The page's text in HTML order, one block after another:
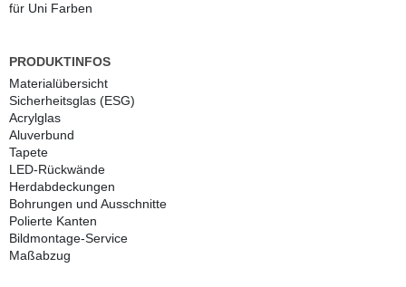
für Uni Farben
PRODUKTINFOS
Materialübersicht
Sicherheitsglas (ESG)
Acrylglas
Aluverbund
Tapete
LED-Rückwände
Herdabdeckungen
Bohrungen und Ausschnitte
Polierte Kanten
Bildmontage-Service
Maßabzug